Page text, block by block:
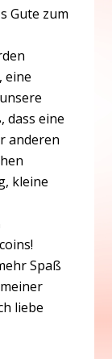
Gute zum
eine
dass eine
anderen
kleine
Spaß
liebe